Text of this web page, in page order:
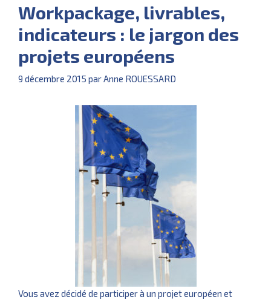
Workpackage, livrables,
indicateurs : le jargon des
projets européens
9 décembre 2015 parAnne ROUESSARD
Vous avez décidé de participer à un projet européen et